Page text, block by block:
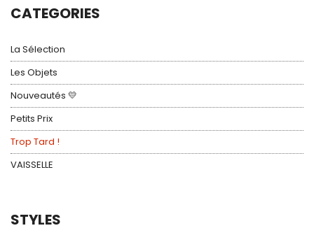
CATEGORIES
La Sélection
Les Objets
Nouveautés 💛
Petits Prix
Trop Tard !
VAISSELLE
STYLES